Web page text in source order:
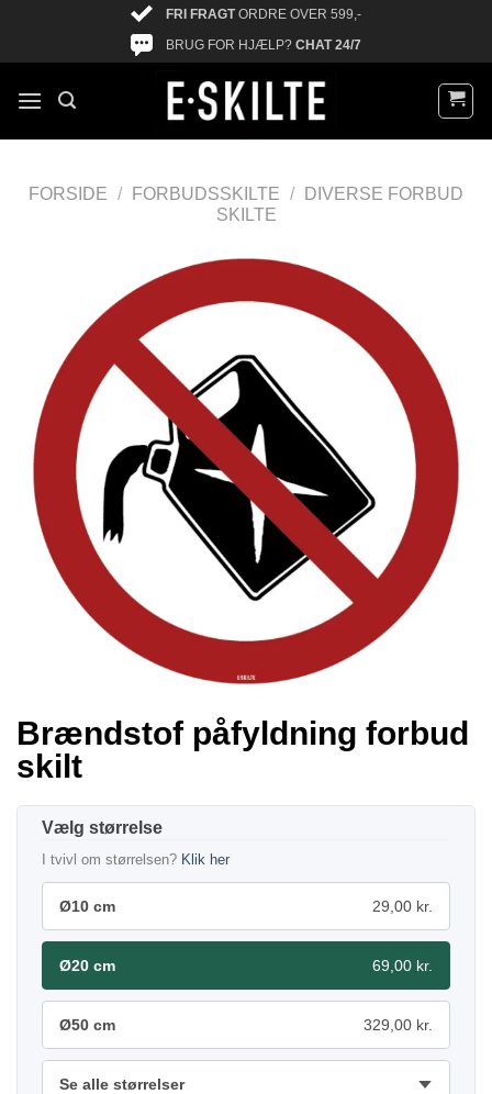
FRI FRAGTORDRE OVER 599,-
BRUG FOR HJÆLP? CHAT 24/7
FORSIDE / FORBUDSSKILTE /
DIVERSE FORBUD
SKILTE
Brændstof påfyldning forbud
skilt
størrelse
I tvivl om størrelsen? Klik her
Ø10 cm 29,00 kr.
Ø20 cm 69,00 kr.
Ø50 cm 329,00 kr.
Se alle størrelser